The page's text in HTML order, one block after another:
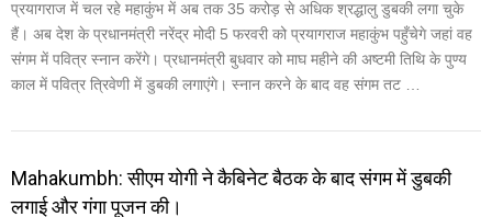
प्रयागराज में चल रहे महाकुंभ में अब तक 35 करोड़ से अधिक श्रद्धालु डुबकी लगा चुके
हैं। अब देश के प्रधानमंत्री नरेंद्र मोदी 5 फरवरी को प्रयागराज महाकुंभ पहुँचेगे जहां वह
संगम में पवित्र स्नान करेंगे। प्रधानमंत्री बुधवार को माघ महीने की अष्टमी तिथि के पुण्य
काल में पवित्र त्रिवेणी में डुबकी लगाएंगे। स्नान करने के बाद वह संगम तट …
Mahakumbh: सीएम योगी ने कैबिनेट बैठक के बाद संगम में डुबकी
लगाई और गंगा पूजन की।